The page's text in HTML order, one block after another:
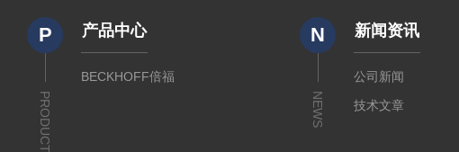
P
PRODUCTS
产品中心
BECKHOFF倍福
N
NEWS
新闻资讯
公司新闻
技术文章